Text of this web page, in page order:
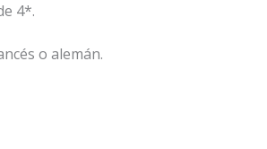
4*.
o alemán.